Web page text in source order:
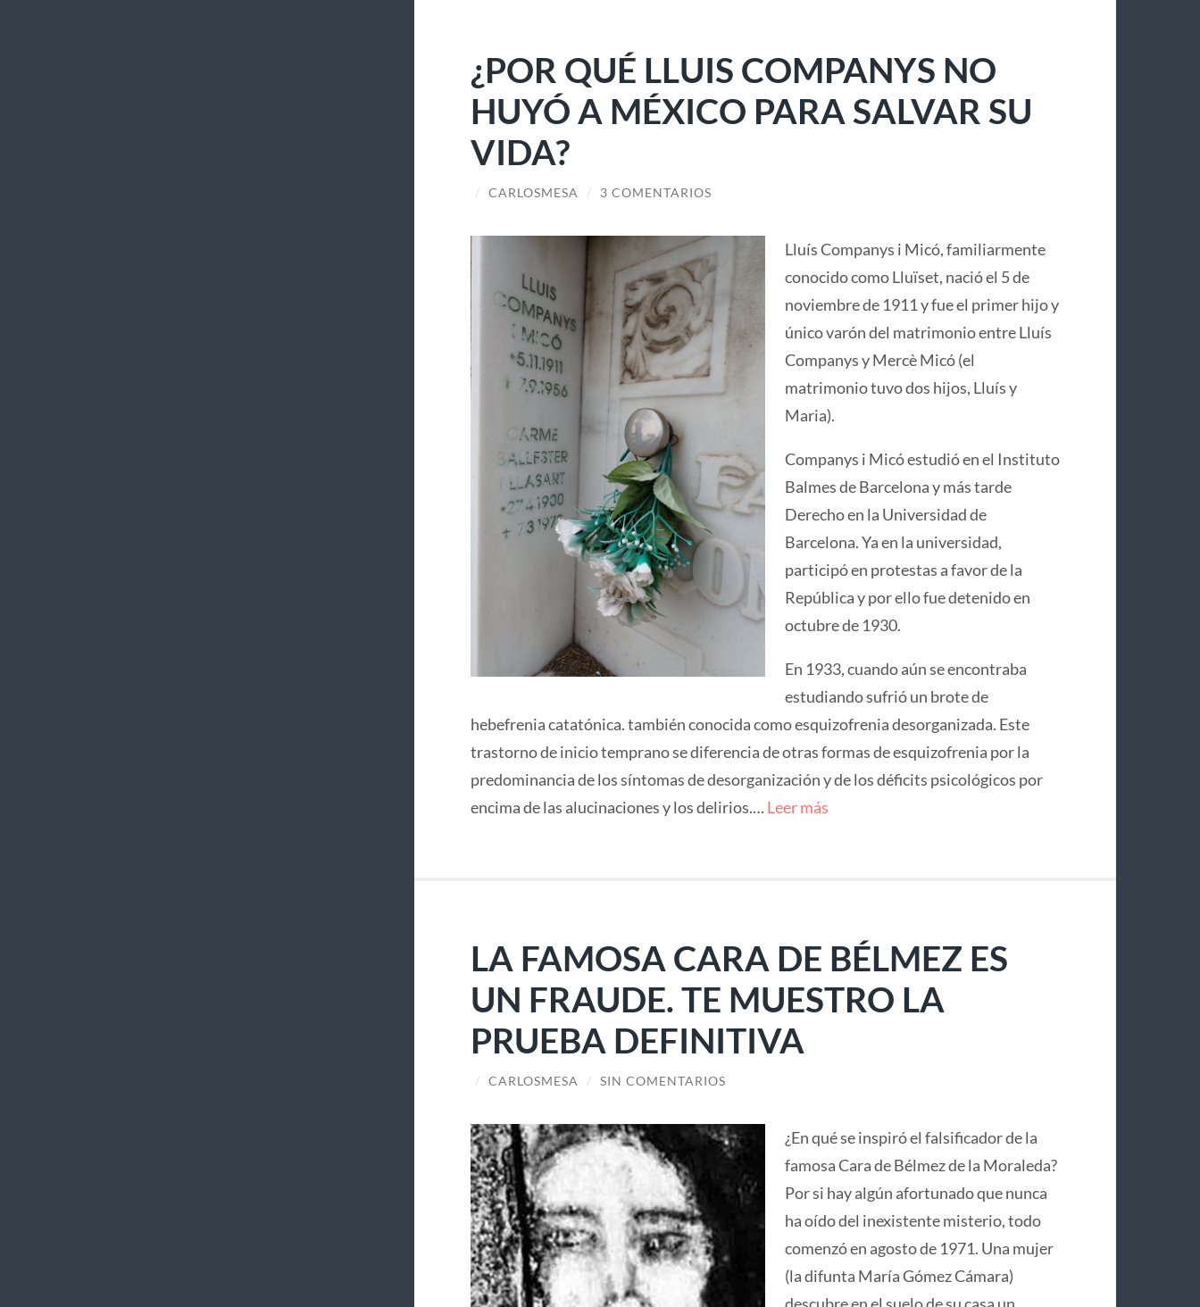
¿POR QUÉ LLUIS COMPANYS NO
HUYÓ A MÉXICO PARA SALVAR SU
VIDA?
/ CARLOSMESA / 3 COMENTARIOS
Lluís Companys i Micó, familiarmente
conocido como Lluïset, nació el 5 de
noviembre de 1911 y fue el primer hijo y
único varón del matrimonio entre Lluís
Companys y Mercè Micó (el
matrimonio tuvo dos hijos, Lluís y
Maria).
Companys i Micó estudió en el Instituto
Balmes de Barcelona y más tarde
Derecho en la Universidad de
Barcelona. Ya en la universidad,
participó en protestas a favor de la
República y por ello fue detenido en
octubre de 1930.
En 1933, cuando aún se encontraba
estudiando sufrió un brote de
hebefrenia catatónica. también conocida como esquizofrenia desorganizada. Este
trastorno de inicio temprano se diferencia de otras formas de esquizofrenia por la
predominancia de los síntomas de desorganización y de los déficits psicológicos por
encima de las alucinaciones y los delirios.…Leer más
LA FAMOSA CARA DE BÉLMEZ ES
UN FRAUDE. TE MUESTRO LA
PRUEBA DEFINITIVA
/ CARLOSMESA / SIN COMENTARIOS
¿En qué se inspiró el falsificador de la
famosa Cara de Bélmez de la Moraleda?
Por si hay algún afortunado que nunca
ha oído del inexistente misterio, todo
comenzó en agosto de 1971. Una mujer
(la difunta María Gómez Cámara)